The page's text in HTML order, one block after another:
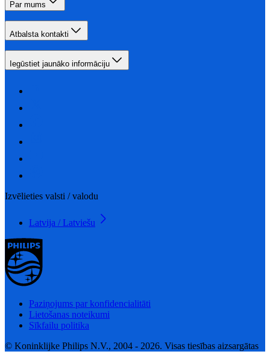
Par mums
Atbalsta kontakti
Iegūstiet jaunāko informāciju
Izvēlieties valsti / valodu
Latvija / Latviešu
Paziņojums par konfidencialitāti
Lietošanas noteikumi
Sīkfailu politika
© Koninklijke Philips N.V., 2004 - 2026. Visas tiesības aizsargātas